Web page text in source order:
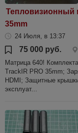
Тепловизионный
35mm
24 Июля, в 13:37
75 000 руб.
Матрица 640!
TrackIR PRO 35mm;
HDMI; Защитные
эксплуат...